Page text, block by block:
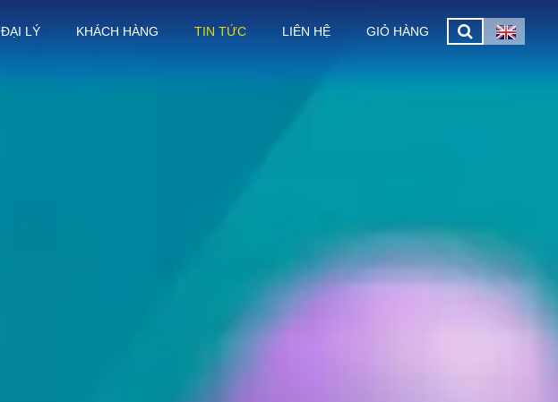
ĐẠI LÝ KHÁCH HÀNG TIN TỨC LIÊN HỆ GIỎ HÀNG